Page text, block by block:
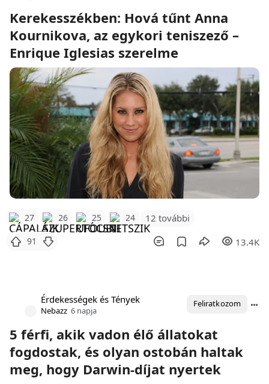
Kerekesszékben: Hová tűnt Anna
Kournikova, az egykori teniszező –
Enrique Iglesias szerelme
27 26 25 24 12 további
91 13.4K
Érdekességek és Tények
Nebazz 6 napja
Feliratkozom
5 férfi, akik vadon élő állatokat
fogdostak, és olyan ostobán haltak
meg, hogy Darwin-díjat nyertek